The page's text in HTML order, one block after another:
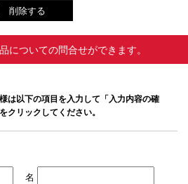
削除する
についての問合せができます。
は以下の項目を入力して「入力内容の確
クリックしてください。
名